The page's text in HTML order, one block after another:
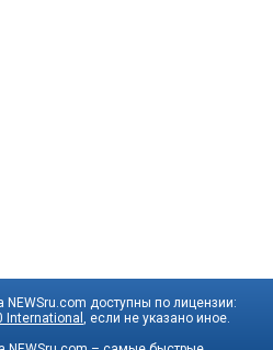
NEWSru.com доступны по лицензии:
International , если не указано иное.